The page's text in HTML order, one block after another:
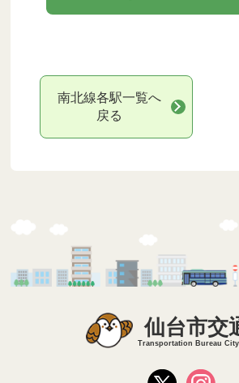
南北線各駅一覧へ
戻る
仙台市交
Transportation Bureau